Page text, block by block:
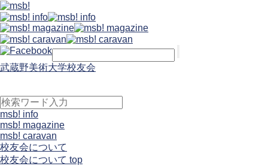
武蔵野美術大学校友会
msb! info
msb! magazine
msb! caravan
校友会について
校友会について top